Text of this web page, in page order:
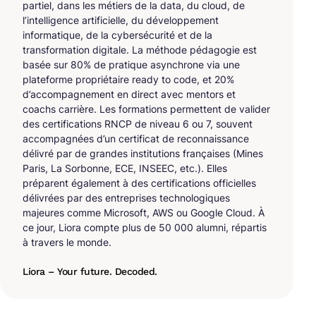
partiel, dans les métiers de la data, du cloud, de
l’intelligence artificielle, du développement
informatique, de la cybersécurité et de la
transformation digitale. La méthode pédagogie est
basée sur 80% de pratique asynchrone via une
plateforme propriétaire ready to code, et 20%
d’accompagnement en direct avec mentors et
coachs carrière. Les formations permettent de valider
des certifications RNCP de niveau 6 ou 7, souvent
accompagnées d’un certificat de reconnaissance
délivré par de grandes institutions françaises (Mines
Paris, La Sorbonne, ECE, INSEEC, etc.). Elles
préparent également à des certifications officielles
délivrées par des entreprises technologiques
majeures comme Microsoft, AWS ou Google Cloud. À
ce jour, Liora compte plus de 50 000 alumni, répartis
à travers le monde.
Liora – Your future. Decoded.